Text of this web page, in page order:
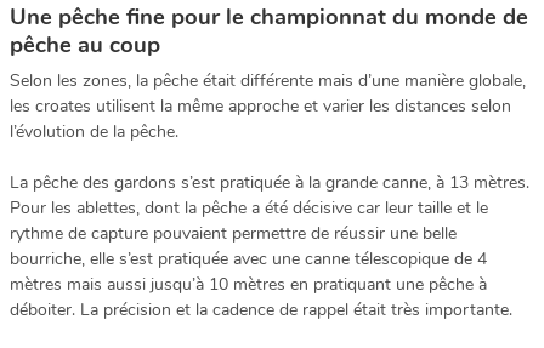
Une pêche fine pour le championnat du monde de
pêche au coup
Selon les zones, la pêche était différente mais d’une manière globale,
les croates utilisent la même approche et varier les distances selon
l’évolution de la pêche.
La pêche des gardons s’est pratiquée à la grande canne, à 13 mètres.
Pour les ablettes, dont la pêche a été décisive car leur taille et le
rythme de capture pouvaient permettre de réussir une belle
bourriche, elle s’est pratiquée avec une canne télescopique de 4
mètres mais aussi jusqu’à 10 mètres en pratiquant une pêche à
déboiter. La précision et la cadence de rappel était très importante.